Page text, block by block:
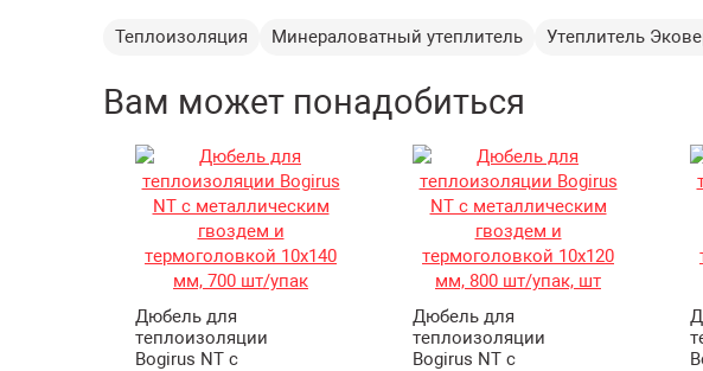
Теплоизоляция Минераловатный утеплитель Утеплитель
Вам может понадобиться
Дюбель для
теплоизоляции
Bogirus NT с
Дюбель для
теплоизоляции
Bogirus NT с